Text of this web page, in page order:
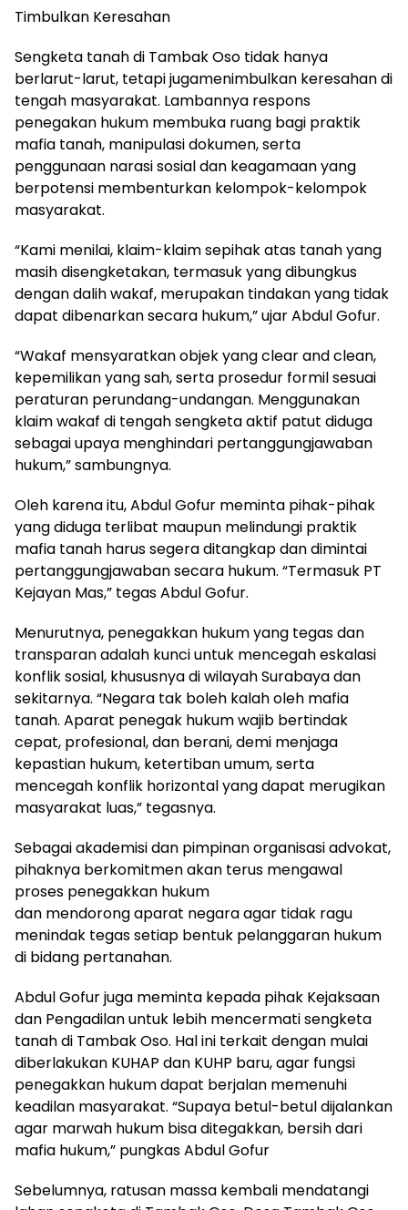
Timbulkan Keresahan
Sengketa tanah di Tambak Oso tidak hanya
berlarut-larut, tetapi jugamenimbulkan keresahan di
tengah masyarakat. Lambannya respons
penegakan hukum membuka ruang bagi praktik
mafia tanah, manipulasi dokumen, serta
penggunaan narasi sosial dan keagamaan yang
berpotensi membenturkan kelompok-kelompok
masyarakat.
“Kami menilai, klaim-klaim sepihak atas tanah yang
masih disengketakan, termasuk yang dibungkus
dengan dalih wakaf, merupakan tindakan yang tidak
dapat dibenarkan secara hukum,” ujar Abdul Gofur.
“Wakaf mensyaratkan objek yang clear and clean,
kepemilikan yang sah, serta prosedur formil sesuai
peraturan perundang-undangan. Menggunakan
klaim wakaf di tengah sengketa aktif patut diduga
sebagai upaya menghindari pertanggungjawaban
hukum,” sambungnya.
Oleh karena itu, Abdul Gofur meminta pihak-pihak
yang diduga terlibat maupun melindungi praktik
mafia tanah harus segera ditangkap dan dimintai
pertanggungjawaban secara hukum. “Termasuk PT
Kejayan Mas,” tegas Abdul Gofur.
Menurutnya, penegakkan hukum yang tegas dan
transparan adalah kunci untuk mencegah eskalasi
konflik sosial, khususnya di wilayah Surabaya dan
sekitarnya. “Negara tak boleh kalah oleh mafia
tanah. Aparat penegak hukum wajib bertindak
cepat, profesional, dan berani, demi menjaga
kepastian hukum, ketertiban umum, serta
mencegah konflik horizontal yang dapat merugikan
masyarakat luas,” tegasnya.
Sebagai akademisi dan pimpinan organisasi advokat,
pihaknya berkomitmen akan terus mengawal
proses penegakkan hukum
dan mendorong aparat negara agar tidak ragu
menindak tegas setiap bentuk pelanggaran hukum
di bidang pertanahan.
Abdul Gofur juga meminta kepada pihak Kejaksaan
dan Pengadilan untuk lebih mencermati sengketa
tanah di Tambak Oso. Hal ini terkait dengan mulai
diberlakukan KUHAP dan KUHP baru, agar fungsi
penegakkan hukum dapat berjalan memenuhi
keadilan masyarakat. “Supaya betul-betul dijalankan
agar marwah hukum bisa ditegakkan, bersih dari
mafia hukum,” pungkas Abdul Gofur
Sebelumnya, ratusan massa kembali mendatangi